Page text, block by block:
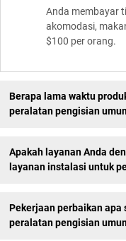
Anda membayar
akomodasi,
$100 per orang.
Berapa lama waktu
peralatan pengisian
Apakah layanan Anda
layanan instalasi untuk
Pekerjaan perbaikan apa
peralatan pengisian